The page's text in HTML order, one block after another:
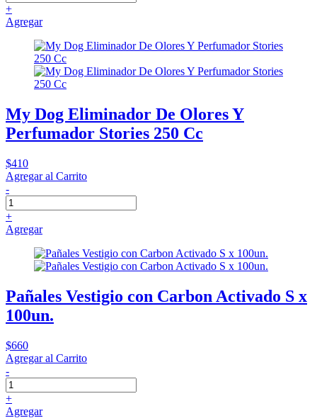
+
Agregar
My Dog Eliminador De Olores Y
Perfumador Stories 250 Cc
$410
Agregar al Carrito
-
+
Agregar
Pañales Vestigio con Carbon Activado S x
100un.
$660
Agregar al Carrito
-
+
Agregar